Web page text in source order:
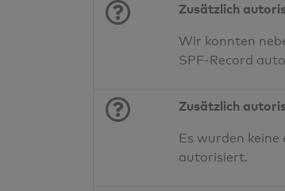
Zusätzlich
Wir konnten
SPF-Record
Zusätzlich
Es wurden keine
autorisiert.